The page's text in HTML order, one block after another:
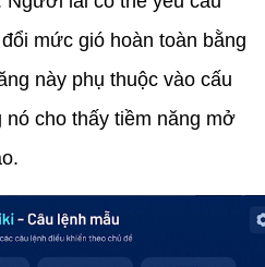
mức gió hoàn toàn bằng
này phụ thuộc vào cấu
cho thấy tiềm năng mở